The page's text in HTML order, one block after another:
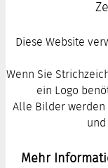
Diese Website
Wenn Sie
ein Logo
Alle Bilder
Mehr